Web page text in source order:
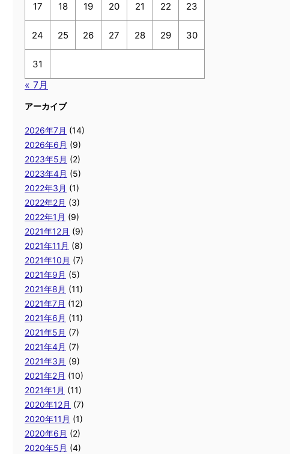
17 18 19 20 21 22 23
24 25 26 27 28 29 30
31
« 7月
アーカイブ
2026年7月 (14)
2026年6月 (9)
2023年5月 (2)
2023年4月 (5)
2022年3月 (1)
2022年2月 (3)
2022年1月 (9)
2021年12月 (9)
2021年11月 (8)
2021年10月 (7)
2021年9月 (5)
2021年8月 (11)
2021年7月 (12)
2021年6月 (11)
2021年5月 (7)
2021年4月 (7)
2021年3月 (9)
2021年2月 (10)
2021年1月 (11)
2020年12月 (7)
2020年11月 (1)
2020年6月 (2)
2020年5月 (4)